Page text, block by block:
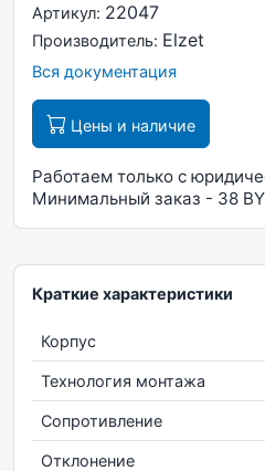
Артикул: 22047
Производитель: Elzet
Вся документация
Цены и наличие
Работаем только с
Минимальный заказ - 38
Краткие характеристики
Корпус
Технология монтажа
Сопротивление
Отклонение